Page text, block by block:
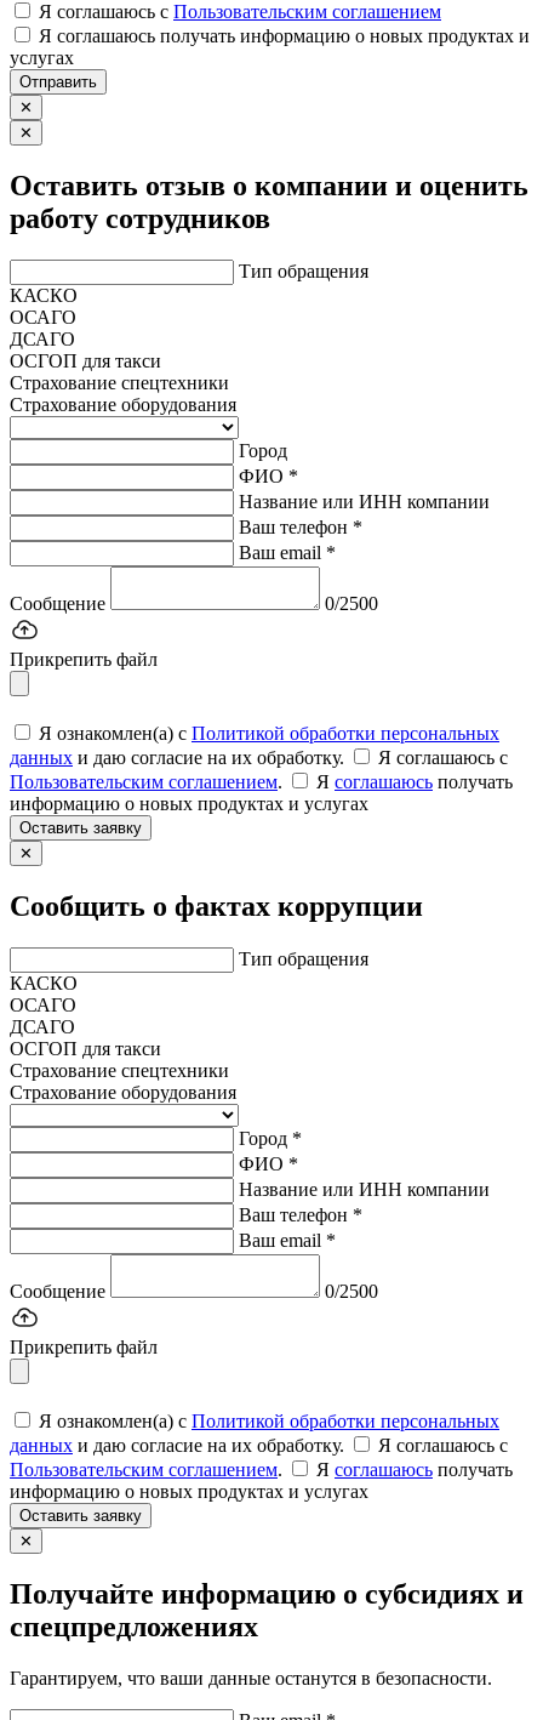
Я соглашаюсь c Пользовательским соглашением
Я соглашаюсь получать информацию о новых продуктах и
услугах
Отправить
✕
✕
Оставить отзыв о компании и оценить
работу сотрудников
Тип обращения
КАСКО
ОСАГО
ДСАГО
ОСГОП для такси
Страхование спецтехники
Страхование оборудования
Город
ФИО *
Название или ИНН компании
Ваш телефон *
Ваш email *
Сообщение 0/2500
Прикрепить файл
Я ознакомлен(а) с Политикой обработки персональных
данных и даю согласие на их обработку.
Я соглашаюсь c
Пользовательским соглашением. Я соглашаюсь получать
информацию о новых продуктах и услугах
Оставить заявку
✕
Сообщить о фактах коррупции
Тип обращения
КАСКО
ОСАГО
ДСАГО
ОСГОП для такси
Страхование спецтехники
Страхование оборудования
Город *
ФИО *
Название или ИНН компании
Ваш телефон *
Ваш email *
Сообщение 0/2500
Прикрепить файл
Я ознакомлен(а) с Политикой обработки персональных
данных и даю согласие на их обработку.
Я соглашаюсь c
Пользовательским соглашением. Я соглашаюсь получать
информацию о новых продуктах и услугах
Оставить заявку
✕
Получайте информацию о субсидиях и
спецпредложениях
Гарантируем, что ваши данные останутся в безопасности.